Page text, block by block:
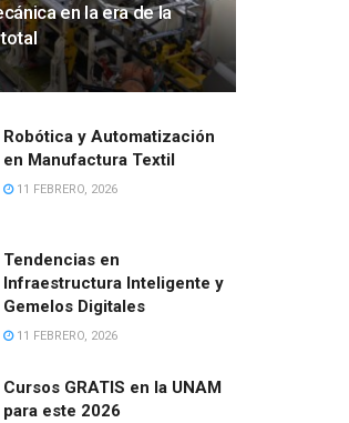
en la era de la
Robótica y Automatización
en Manufactura Textil
11 FEBRERO, 2026
Tendencias en
Infraestructura Inteligente y
Gemelos Digitales
11 FEBRERO, 2026
Cursos GRATIS en la UNAM
para este 2026